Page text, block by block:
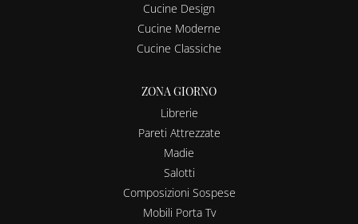
Cucine Design
Cucine Moderne
Cucine Classiche
ZONA GIORNO
Librerie
Pareti Attrezzate
Madie
Salotti
Composizioni Sospese
Mobili Porta Tv